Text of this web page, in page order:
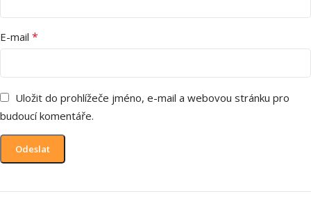
E-mail *
Uložit do prohlížeče jméno, e-mail a webovou stránku pro
budoucí komentáře.